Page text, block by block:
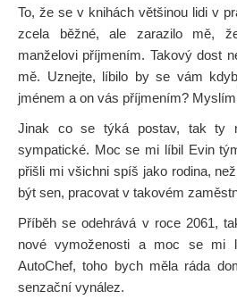
To, že se v knihách většinou lidi v
zcela běžné, ale zarazilo mě,
manželovi příjmením. Takový dost
mě. Uznejte, líbilo by se vám
jménem a on vás příjmením?
Jinak co se týká postav, tak ty
sympatické. Moc se mi líbil Evin
přišli mi všichni spíš jako rodina,
být sen, pracovat v takovém
Příběh se odehrává v roce 2061,
nové vymoženosti a moc se mi
AutoChef, toho bych měla ráda
senzační vynález.